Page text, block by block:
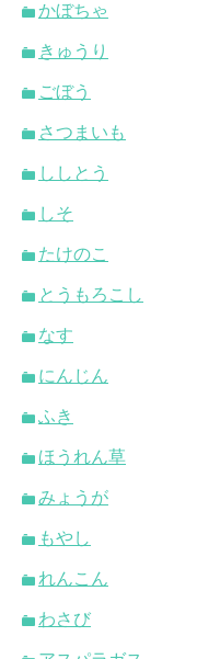
かぼちゃ
きゅうり
ごぼう
さつまいも
ししとう
しそ
たけのこ
とうもろこし
なす
にんじん
ふき
ほうれん草
みょうが
もやし
れんこん
わさび